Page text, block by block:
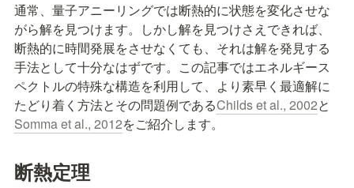
通常、量子アニーリングでは断熱的に状態を変化させな
がら解を見つけます。しかし解を見つけさえできれば、
断熱的に時間発展をさせなくても、それは解を発見する
手法として十分なはずです。この記事ではエネルギース
ペクトルの特殊な構造を利用して、より素早く最適解に
たどり着く方法とその問題例であるChilds et al., 2002と
Somma et al., 2012をご紹介します。
断熱定理